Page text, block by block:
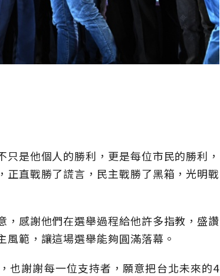
是他個人的勝利，更是每位市民的勝利，
直戰勝了謊言，民主戰勝了黑箱，光明戰
感謝他們在選舉過程給他許多指教，盛讚
範，讓這場選舉能夠圓滿落幕。
也謝謝每一位支持者，願意把台北未來的4